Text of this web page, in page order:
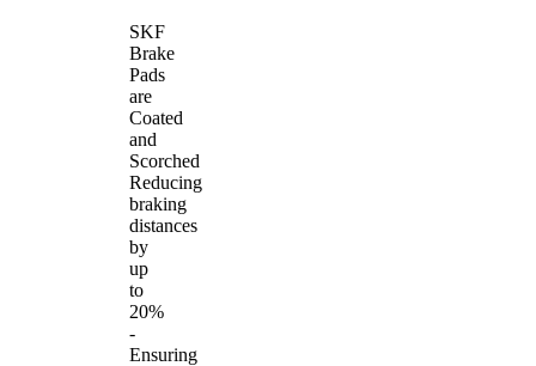
SKF
Brake
Pads
are
Coated
and
Scorched
Reducing
braking
distances
by
up
to
20%
-
Ensuring